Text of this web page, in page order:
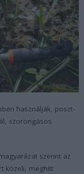
használják, poszt-
szorongásos
szerint az
közeli, meghitt